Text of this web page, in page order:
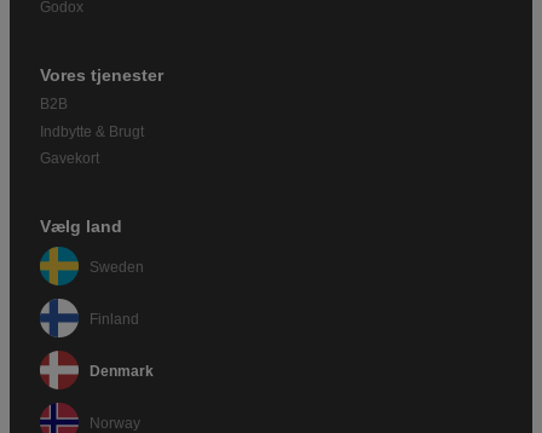
Godox
Vores tjenester
B2B
Indbytte & Brugt
Gavekort
Vælg land
Sweden
Finland
Denmark
Norway